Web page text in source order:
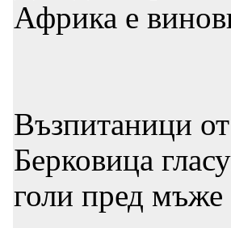
Африка е
Възпитаници
Берковица
голи пред мъже